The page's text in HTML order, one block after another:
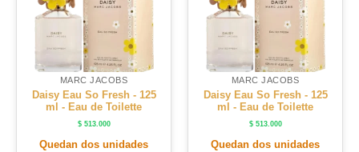
MARC JACOBS
Daisy Eau So Fresh - 125
ml - Eau de Toilette
$513.000
Quedan dos unidades
MARC JACOBS
Daisy Eau So Fresh - 125
ml - Eau de Toilette
$513.000
Quedan dos unidades